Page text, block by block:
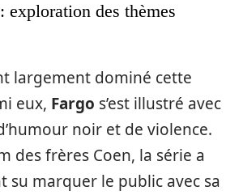
exploration des thèmes
largement dominé cette
eux, Fargo s’est illustré avec
noir et de violence.
des frères Coen, la série a
su marquer le public avec sa